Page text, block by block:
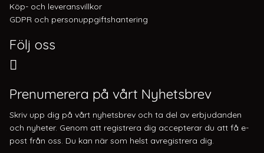
Köp- och leveransvillkor
GDPR och personuppgiftshantering
Följ oss
Prenumerera på vårt Nyhetsbrev
Skriv upp dig på vårt nyhetsbrev och ta del av erbjudanden
och nyheter. Genom att registrera dig accepterar du att få e-
post från oss. Du kan när som helst avregistrera dig.